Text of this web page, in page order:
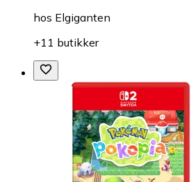
hos Elgiganten
+11 butikker